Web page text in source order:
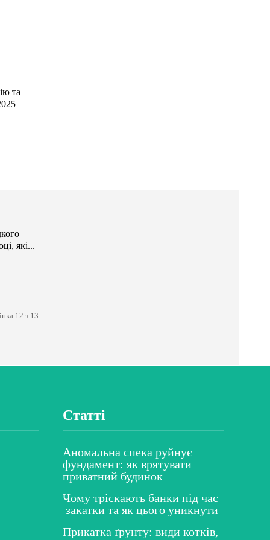
та
які...
12 з 13
Статті
Аномальна спека руйнує
фундамент: як врятувати
приватний будинок
Чому тріскають банки під час
закатки та як цього уникнути
Прикатка ґрунту: види котків,